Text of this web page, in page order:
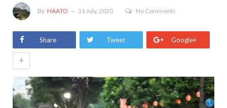
By HAATO 31 July, 2020 No Comments
Share Tweet Google+
+